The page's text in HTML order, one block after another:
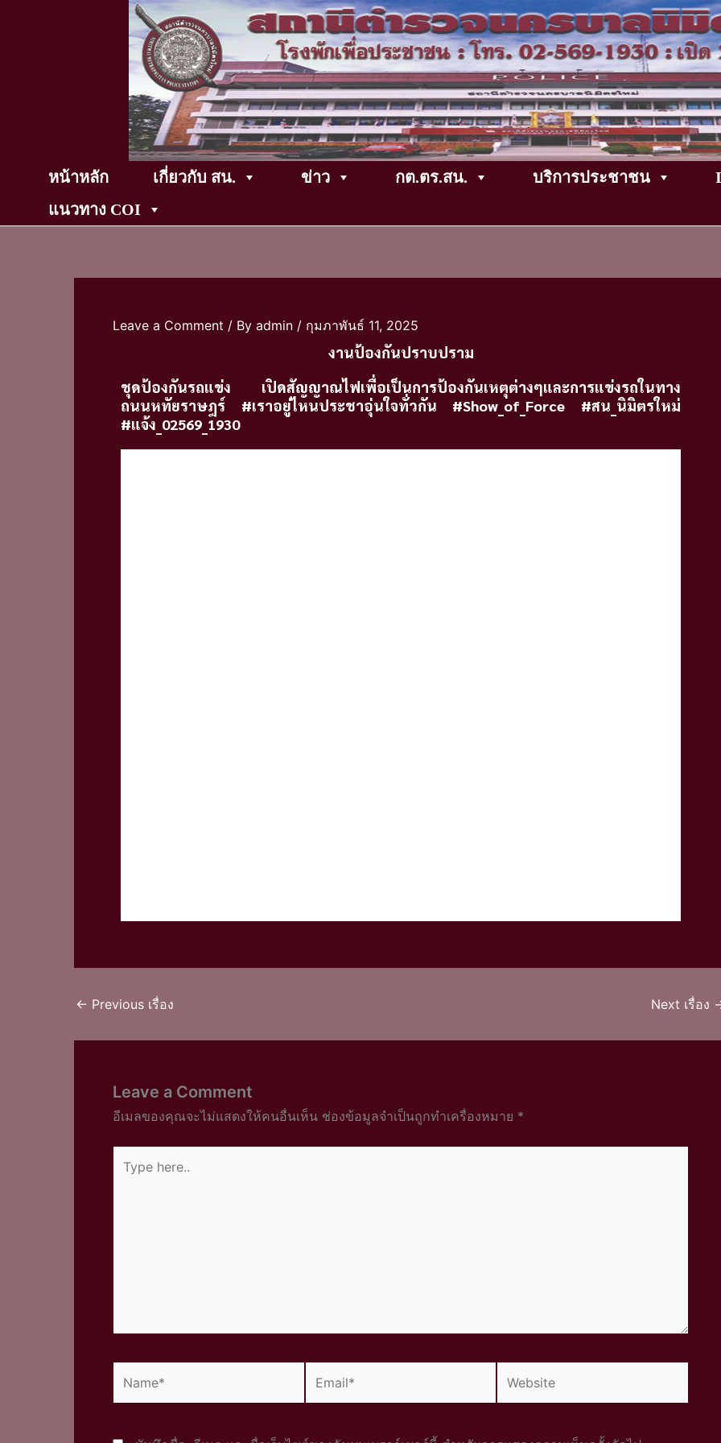
หน้าหลัก เกี่ยวกับ สน. ข่าว กต.ตร.สน. บริการประชาชน
แนวทาง COI
Leave a Comment / By admin / กุมภาพันธ์ 11, 2025
งานป้องกันปราบปราม
ชุดป้องกันรถแข่ง เปิดสัญญาณไฟเพื่อเป็นการป้องกันเหตุต่างๆและการแข่งรถในทาง
ถนนหทัยราษฎร์ #เราอยู่ไหนประชาอุ่นใจทั่วกัน #Show_of_Force #สน_นิมิตรใหม่
#แจ้ง_02569_1930
← Previous เรื่อง Next เรื่อง
Leave a Comment
อีเมลของคุณจะไม่แสดงให้คนอื่นเห็น ช่องข้อมูลจำเป็นถูกทำเครื่องหมาย *
here..